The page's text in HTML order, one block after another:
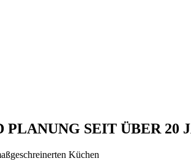
SEIT ÜBER 20
Küchen